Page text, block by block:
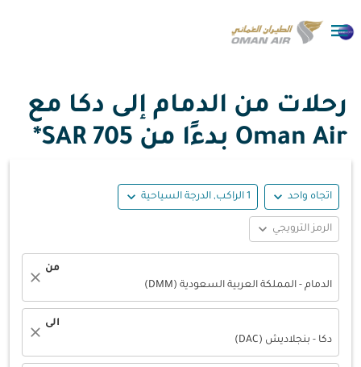

رحلات من الدمام إلى دكا مع
Oman Air بدءًا من
705 SAR*
اتجاه واحد expand_more 1 الراكب, الدرجة السياحية expand_more
الرمز الترويجي expand_more
من
الدمام - المملكة العربية السعودية (DMM)
close
الى
دكا - بنجلاديش (DAC)
close